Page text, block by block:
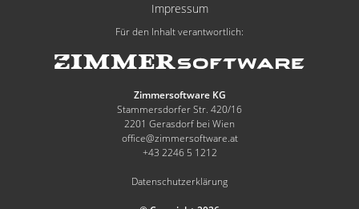
Impressum
Für den Inhalt verantwortlich:
Zimmersoftware KG
Stammersdorfer Str. 420/16
2201 Gerasdorf bei Wien
office@zimmersoftware.at
+43 2246 5 1212
Datenschutzerklärung